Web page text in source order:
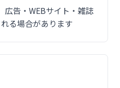
広告・WEBサイト・雑誌
る場合があります